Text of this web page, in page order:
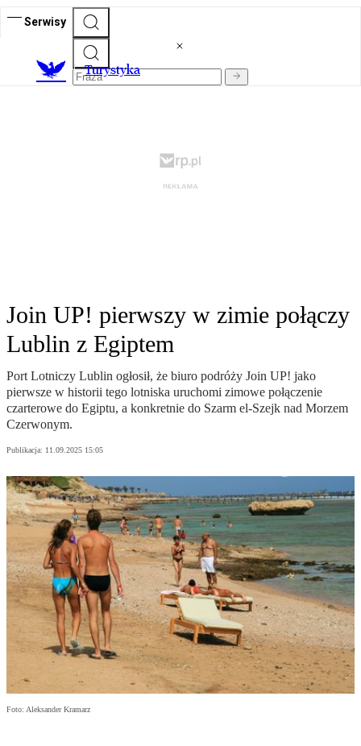
Serwisy
Turystyka
Join UP! pierwszy w zimie połączy
Lublin z Egiptem
Port Lotniczy Lublin ogłosił, że biuro podróży Join UP! jako
pierwsze w historii tego lotniska uruchomi zimowe połączenie
czarterowe do Egiptu, a konkretnie do Szarm el-Szejk nad Morzem
Czerwonym.
Publikacja: 11.09.2025 15:05
Foto: Aleksander Kramarz